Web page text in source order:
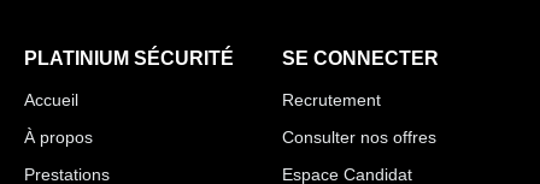
PLATINIUM SÉCURITÉ
Accueil
À propos
Prestations
SE CONNECTER
Recrutement
Consulter nos offres
Espace Candidat